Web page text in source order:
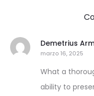
Demetrius
marzo 16, 2025
What a
ability to